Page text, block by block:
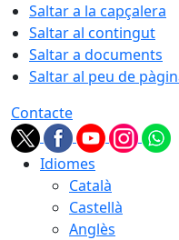
Saltar a la capçalera
Saltar al contingut
Saltar a documents
Saltar al peu de
Contacte
Idiomes
Català
Castellà
Anglès